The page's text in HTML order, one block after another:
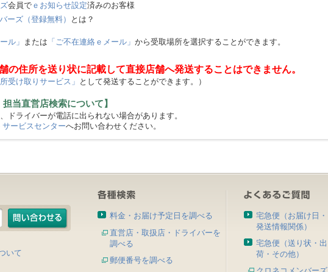
会員で ｅお知らせ設定済みのお客様
ーズ（登録無料）
とは？
ル」 または 「ご不在連絡ｅメール」 から受取場所を選択することができます。
の住所を送り状に記載して直接店舗へ発送することはできません。
所受け取りサービス」 として発送することができます。）
担当直営店検索について】
ドライバーが電話に出られない場合があります。
サービスセンターへお問い合わせください。
いて
料金・お届け予定日を調べる
直営店・取扱店・ドライバーを
調べる
郵便番号を調べる
宅急便（お届け日・
発送情報関係）
宅急便（送り状・出
荷・その他）